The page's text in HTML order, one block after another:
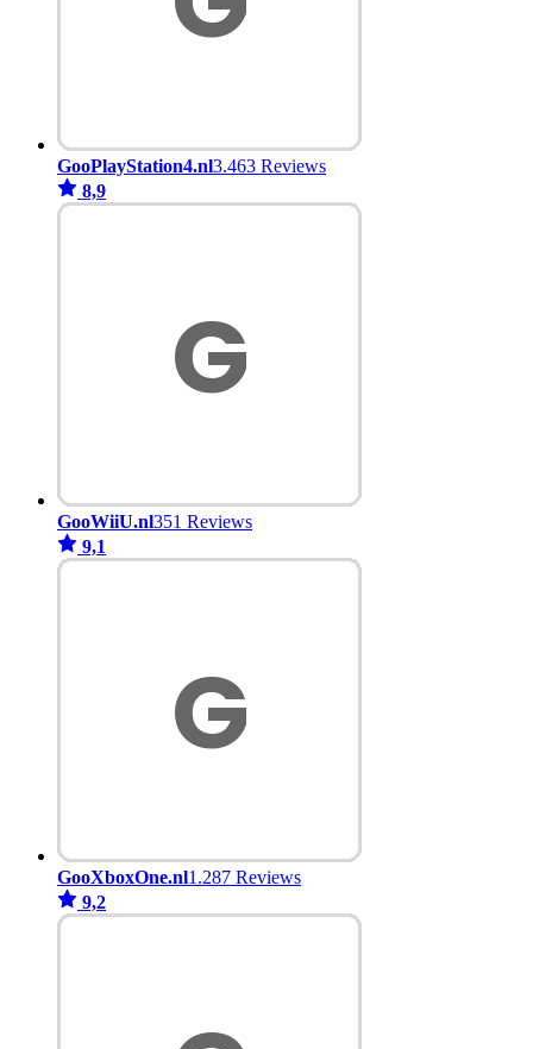
GooPlayStation4.nl3.463 Reviews
8,9
GooWiiU.nl351 Reviews
9,1
GooXboxOne.nl1.287 Reviews
9,2